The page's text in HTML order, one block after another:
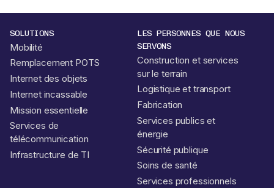
SOLUTIONS
Mobilité
Remplacement POTS
Internet des objets
Internet incassable
Mission essentielle
Services de
télécommunication
Infrastructure de TI
LES PERSONNES QUE NOUS
SERVONS
Construction et services
sur le terrain
Logistique et transport
Fabrication
Services publics et
énergie
Sécurité publique
Soins de santé
Services professionnels